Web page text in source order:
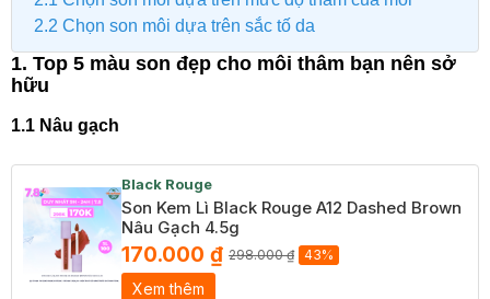
2.2 Chọn son môi dựa trên sắc tố da
1. Top 5 màu son đẹp cho môi thâm bạn nên sở
hữu
1.1 Nâu gạch
Black Rouge
Son Kem Lì Black Rouge A12 Dashed Brown
Nâu Gạch 4.5g
170.000 ₫ 298.000 ₫ 43%
Xem thêm